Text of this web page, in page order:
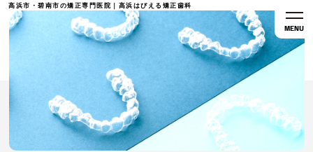
高浜市・碧南市の矯正専門医院｜高浜はぴえる矯正歯科
MENU